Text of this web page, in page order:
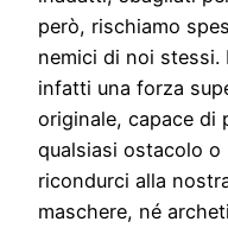
però, rischiamo
nemici di noi
infatti una forza
originale, capace di
qualsiasi ostacolo o
ricondurci alla
maschere, né